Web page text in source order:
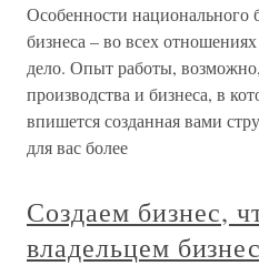
Особенности национального
бизнеса – во всех
дело. Опыт работы,
производства и бизнеса, в
впишется созданная вами
для вас более
Создаем бизнес,
владельцем